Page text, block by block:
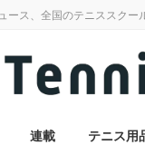
ス、全国のテニススク
連載 テニス用